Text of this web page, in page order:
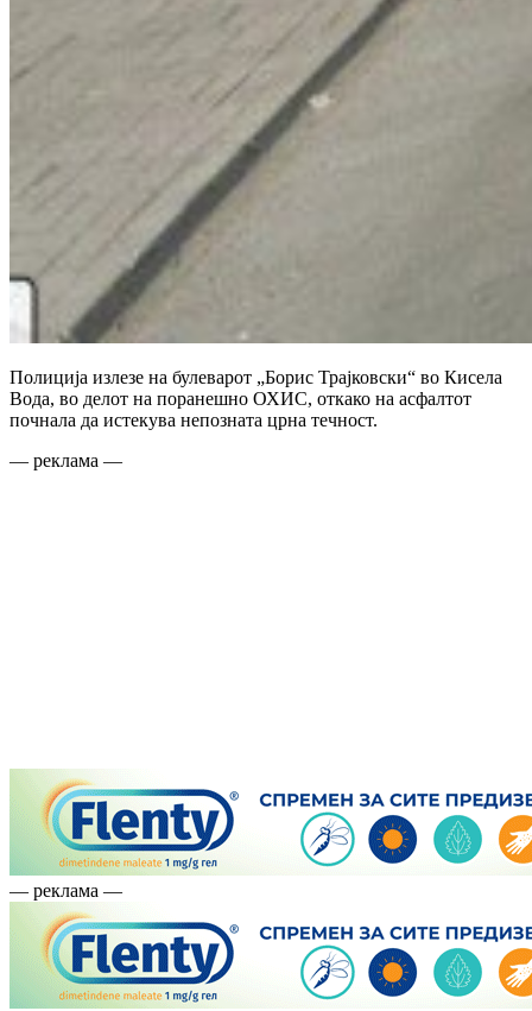
Полиција излезе на булеварот „Борис Трајковски“ во Кисела
Вода, во делот на поранешно ОХИС, откако на асфалтот
почнала да истекува непозната црна течност.
— реклама —
— реклама —